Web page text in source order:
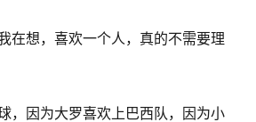
在想，喜欢一个人，真的不需要理
，因为大罗喜欢上巴西队，因为小